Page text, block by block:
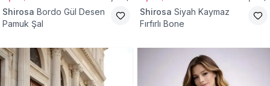
Shirosa Bordo Gül Desen
Pamuk Şal
Shirosa Siyah Kaymaz
Fırfırlı Bone